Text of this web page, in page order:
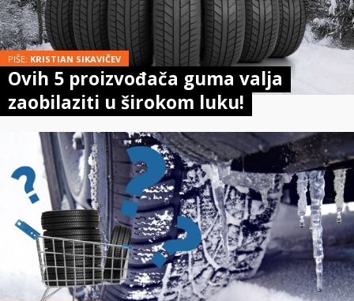
PIŠE: KRISTIAN SIKAVIČEV
Ovih 5 proizvođača guma valja
zaobilaziti u širokom luku!